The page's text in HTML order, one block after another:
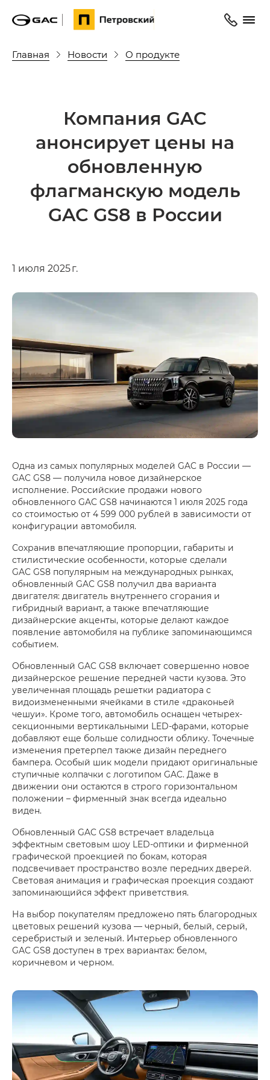
Главная Новости О продукте
Компания GAC
анонсирует цены на
обновленную
флагманскую модель
GAC GS8 в России
1 июля 2025 г.
Одна из самых популярных моделей GAC в России —
GAC GS8 — получила новое дизайнерское
исполнение. Российские продажи нового
обновленного GAC GS8 начинаются 1 июля 2025 года
со стоимостью от 4 599 000 рублей в зависимости от
конфигурации автомобиля.
Сохранив впечатляющие пропорции, габариты и
стилистические особенности, которые сделали
GAC GS8 популярным на международных рынках,
обновленный GAC GS8 получил два варианта
двигателя: двигатель внутреннего сгорания и
гибридный вариант, а также впечатляющие
дизайнерские акценты, которые делают каждое
появление автомобиля на публике запоминающимся
событием.
Обновленный GAC GS8 включает совершенно новое
дизайнерское решение передней части кузова. Это
увеличенная площадь решетки радиатора с
видоизмененными ячейками в стиле «драконьей
чешуи». Кроме того, автомобиль оснащен четырех-
секционными вертикальными LED-фарами, которые
добавляют еще больше солидности облику. Точечные
изменения претерпел также дизайн переднего
бампера. Особый шик модели придают оригинальные
ступичные колпачки с логотипом GAC. Даже в
движении они остаются в строго горизонтальном
положении – фирменный знак всегда идеально
виден.
Обновленный GAC GS8 встречает владельца
эффектным световым шоу LED-оптики и фирменной
графической проекцией по бокам, которая
подсвечивает пространство возле передних дверей.
Световая анимация и графическая проекция создают
запоминающийся эффект приветствия.
На выбор покупателям предложено пять благородных
цветовых решений кузова — черный, белый, серый,
серебристый и зеленый. Интерьер обновленного
GAC GS8 доступен в трех вариантах: белом,
коричневом и черном.